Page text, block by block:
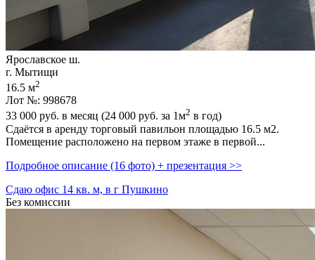
Ярославское ш.
г. Мытищи
16.5 м2
Лот №: 998678
33 000 руб. в месяц (24 000 руб. за 1м2 в год)
Сдаётся в аренду торговый павильон площадью 16.5 м2.
Помещение расположено на первом этаже в первой...
Подробное описание (16 фото) + презентация >>
Сдаю офис 14 кв. м, в г Пушкино
Без комиссии